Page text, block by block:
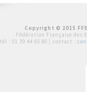
Copyright © 2015
Fédération Française des
tél : 01 39 44 65 80 | contact :